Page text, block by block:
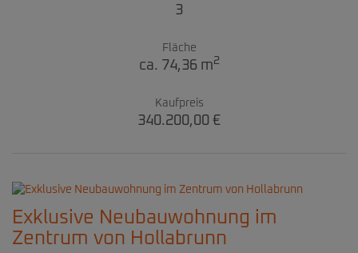
3
Fläche
ca. 74,36 m2
Kaufpreis
340.200,00 €
Exklusive Neubauwohnung im
Zentrum von Hollabrunn